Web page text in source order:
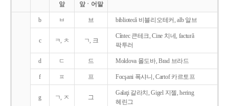
앞
앞ㆍ어말
b ㅂ 브 bibliotecǎ 비블리오테커, alb 알브
c ㅋ, ㅊ ㄱ, 크
Cîntec 큰테크, Cine 치네, facturǎ
팍투러
d ㄷ 드 Moldova 몰도바, Brad 브라드
f ㅍ 프 Focşani 폭샤니, Cartof 카르토프
g ㄱ, ㅈ 그
Galaţi 갈라치, Gigel 지젤, hering
헤린그